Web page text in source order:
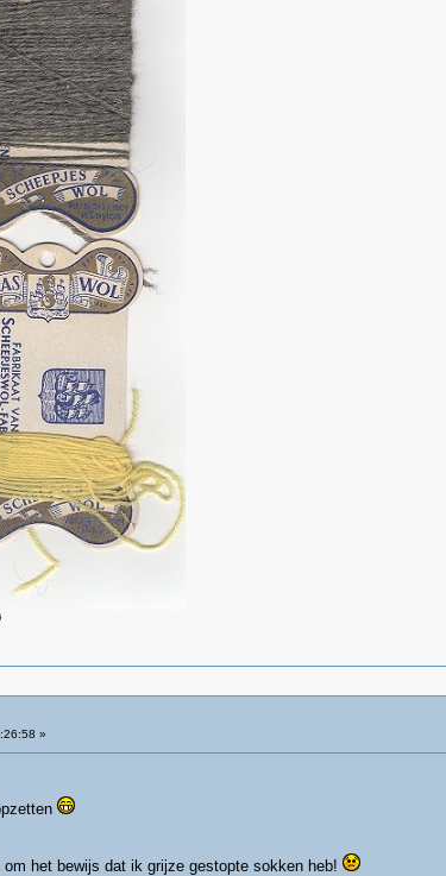
»
het bewijs dat ik grijze gestopte sokken heb!